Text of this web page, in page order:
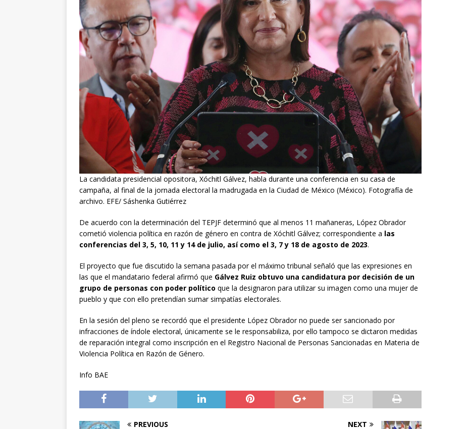
La candidata presidencial opositora, Xóchitl Gálvez, habla durante una conferencia en su casa de
campaña, al final de la jornada electoral la madrugada en la Ciudad de México (México). Fotografía de
archivo. EFE/ Sáshenka Gutiérrez
De acuerdo con la determinación del TEPJF determinó que al menos 11 mañaneras, López Obrador
cometió violencia política en razón de género en contra de Xóchitl Gálvez; correspondiente a las
conferencias del 3, 5, 10, 11 y 14 de julio, así como el 3, 7 y 18 de agosto de 2023.
El proyecto que fue discutido la semana pasada por el máximo tribunal señaló que las expresiones en
las que el mandatario federal afirmó que Gálvez Ruiz obtuvo una candidatura por decisión de un
grupo de personas con poder político que la designaron para utilizar su imagen como una mujer de
pueblo y que con ello pretendían sumar simpatías electorales.
En la sesión del pleno se recordó que el presidente López Obrador no puede ser sancionado por
infracciones de índole electoral, únicamente se le responsabiliza, por ello tampoco se dictaron medidas
de reparación integral como inscripción en el Registro Nacional de Personas Sancionadas en Materia de
Violencia Política en Razón de Género.
Info BAE
PREVIOUS NEXT